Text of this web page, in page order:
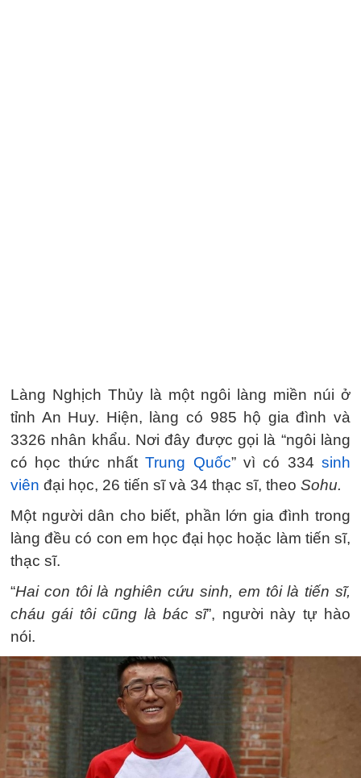
Làng Nghịch Thủy là một ngôi làng miền núi ở
tỉnh An Huy. Hiện, làng có 985 hộ gia đình và
3326 nhân khẩu. Nơi đây được gọi là “ngôi làng
có học thức nhấtTrung Quốc” vì có 334sinh
viên đại học, 26 tiến sĩ và 34 thạc sĩ, theo Sohu.
Một người dân cho biết, phần lớn gia đình trong
làng đều có con em học đại học hoặc làm tiến sĩ,
thạc sĩ.
“Hai con tôi là nghiên cứu sinh, em tôi là tiến sĩ,
cháu gái tôi cũng là bác sĩ”, người này tự hào
nói.